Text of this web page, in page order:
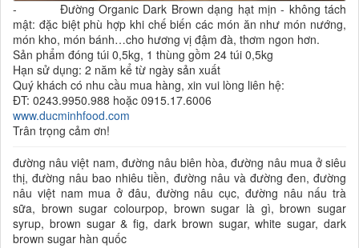
- Đường Organic Dark Brown dạng hạt mịn - không tách
mật: đặc biệt phù hợp khi chế biến các món ăn như món nướng,
món kho, món bánh…cho hương vị đậm đà, thơm ngon hơn.
Sản phẩm đóng túi 0,5kg, 1 thùng gồm 24 túi 0,5kg
Hạn sử dụng: 2 năm kể từ ngày sản xuất
Quý khách có nhu cầu mua hàng, xin vui lòng liên hệ:
ĐT: 0243.9950.988 hoặc 0915.17.6006
www.ducminhfood.com
Trân trọng cảm ơn!
đường nâu việt nam, đường nâu biên hòa, đường nâu mua ở siêu
thị, đường nâu bao nhiêu tiền, đường nâu và đường đen, đường
nâu việt nam mua ở đâu, đường nâu cục, đường nâu nấu trà
sữa, brown sugar colourpop, brown sugar là gì, brown sugar
syrup, brown sugar & fig, dark brown sugar, white sugar, dark
brown sugar hàn quốc